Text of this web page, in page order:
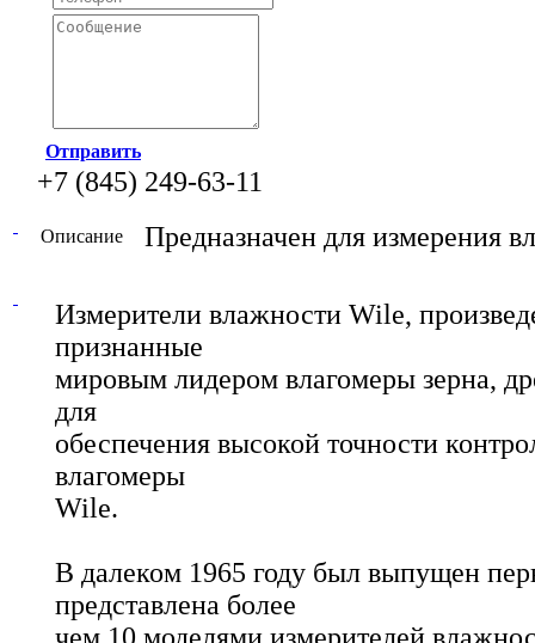
Отправить
+7 (845) 249-63-11
Описание Предназначен для измерения
Измерители влажности Wile,
признанные
мировым лидером влагомеры зерна,
для
обеспечения высокой точности
влагомеры
Wile.
В далеком 1965 году был выпущен
представлена более